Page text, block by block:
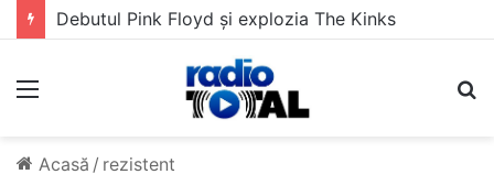
Debutul Pink Floyd și explozia The Kinks
Meniu
Acasă / rezistent